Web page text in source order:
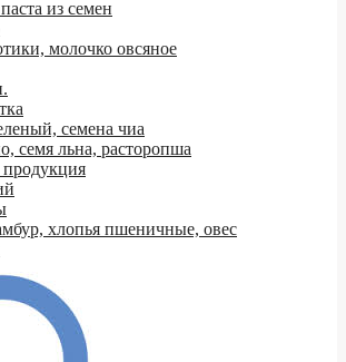
из семен
молочко овсяное
семена чиа
семя льна, расторопша
продукция
хлопья пшеничные, овес